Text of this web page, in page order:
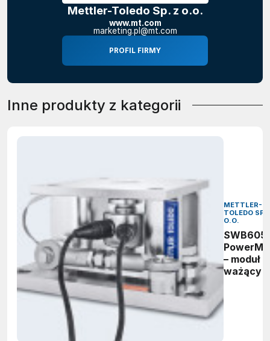
Mettler-Toledo Sp. z o.o.
www.mt.com
marketing.pl@mt.com
PROFIL FIRMY
Inne produkty z kategorii
METTLER-
TOLEDO SP.
O.O.
SWB605
– moduł
ważący